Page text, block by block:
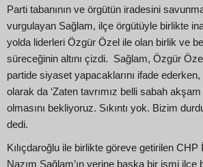
Parti tabanının ve örgütün iradesini
vurgulayan Sağlam, ilçe örgütüyle birlikte
yolda liderleri Özgür Özel ile olan birlik ve
süreceğinin altını çizdi. Sağlam, Özgür
partide siyaset yapacaklarını ifade
olarak da ‘Zaten tavrımız belli sabah
olmasını bekliyoruz. Sıkıntı yok. Bizim
dedi.
Kılıçdaroğlu ile birlikte göreve getirilen CHP
Nazım Sağlam’ın yerine başka bir ismi ilçe